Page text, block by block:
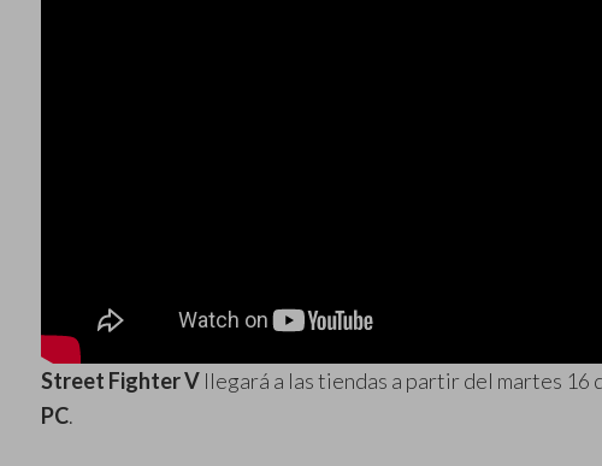
Street Fighter V llegará a las tiendas a partir del martes 16
PC.